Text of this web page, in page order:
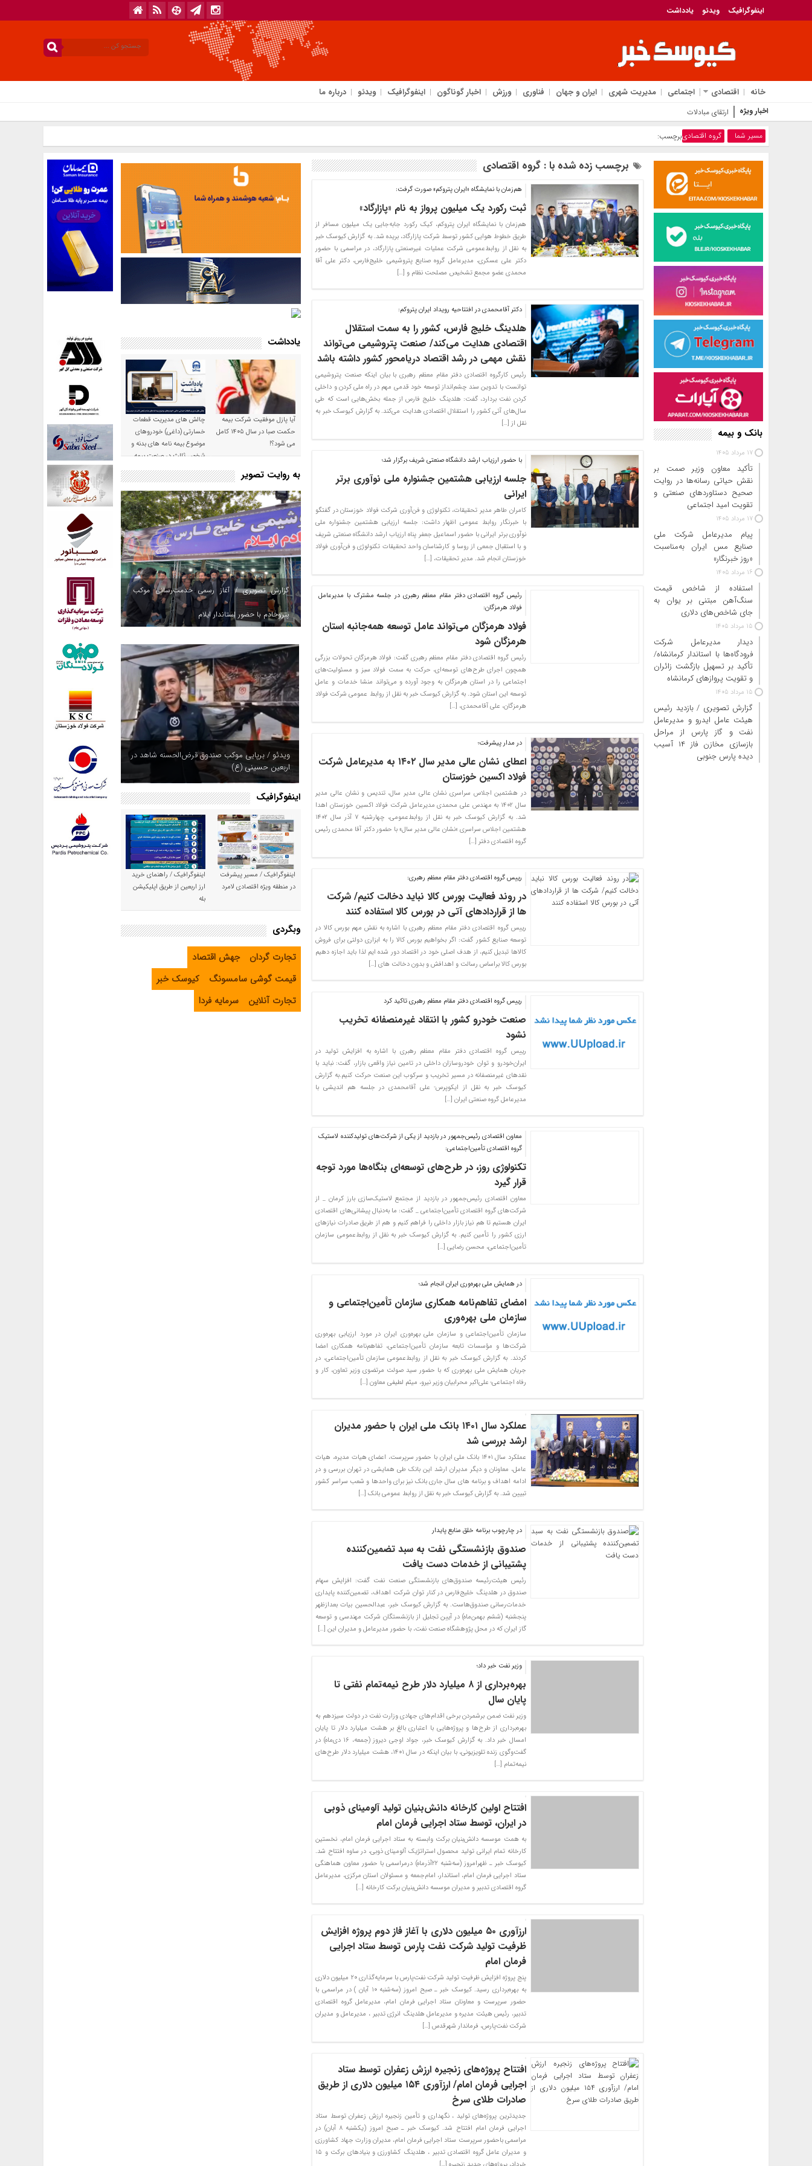
اینفوگرافیک ویدئو یادداشت
خانه اقتصادی اجتماعی مدیریت شهری ایران و جهان فناوری ورزش اخبار گوناگون اینفوگرافیک ویدئو درباره ما
اخبار ویژه ارتقای مبادلات تجاری ایران با کشورهای عضو اتحادیه اقتصاد
مسیر شما برچسب:گروه اقتصادی
بانک و بیمه
17 مرداد 1405
تأکید معاون وزیر صمت بر
نقش حیاتی رسانه‌ها در روایت
صحیح دستاوردهای صنعتی و
تقویت امید اجتماعی
17 مرداد 1405
پیام مدیرعامل شرکت ملی
صنایع مس ایران به‌مناسبت
«روز خبرنگار»
16 مرداد 1405
استفاده از شاخص قیمت
سنگ‌آهن مبتنی بر یوان به
جای شاخص‌های دلاری
15 مرداد 1405
دیدار مدیرعامل شرکت
فرودگاه‌ها با استاندار کرمانشاه/
تأکید بر تسهیل بازگشت زائران
و تقویت پروازهای کرمانشاه
15 مرداد 1405
گزارش تصویری / بازدید رئیس
هیئت عامل ایدرو و مدیرعامل
نفت و گاز پارس از مراحل
بازسازی مخازن فاز ۱۴ آسیب
دیده پارس جنوبی
برچسب زده شده با : گروه اقتصادی
هم‌زمان با نمایشگاه «ایران پتروکم» صورت گرفت:
ثبت رکورد یک میلیون پرواز به نام «پازارگاد»
هم‌زمان با نمایشگاه ایران پتروکم، کیک رکورد جابه‌جایی یک میلیون مسافر از
طریق خطوط هوایی کشور توسط شرکت پازارگاد، بریده شد. به گزارش کیوسک خبر
به نقل از روابط‌عمومی شرکت عملیات غیرصنعتی پازارگاد، در مراسمی با حضور
دکتر علی عسکری، مدیرعامل گروه صنایع پتروشیمی خلیج‌فارس، دکتر علی آقا
محمدی عضو مجمع تشخیص مصلحت نظام و […]
دکتر آقامحمدی در افتتاحیه رویداد ایران پتروکم‌:
هلدینگ خلیج فارس، کشور را به سمت استقلال
اقتصادی هدایت می‌کند/ صنعت پتروشیمی می‌تواند
نقش مهمی در رشد اقتصاد دریامحور کشور داشته باشد
رئیس کارگروه اقتصادی دفتر مقام معظم رهبری با بیان اینکه صنعت پتروشیمی
توانست با تدوین سند چشم‌انداز توسعه خود قدمی مهم در راه ملی کردن و داخلی
کردن نفت بردارد، گفت: هلدینگ خلیج فارس از جمله بخش‌هایی است که طی
سال‌های آتی کشور را استقلال اقتصادی هدایت می‌کند. به گزارش کیوسک خبر به
نقل از […]
با حضور ارزیاب ارشد دانشگاه صنعتی شریف برگزار شد؛
جلسه ارزیابی هشتمین جشنواره ملی نوآوری برتر
ایرانی
کامران طاهر مدیر تحقیقات، تکنولوژی و فن‌آوری شرکت فولاد خوزستان در گفتگو
با خبرنگار روابط عمومی اظهار داشت: جلسه ارزیابی هشتمین جشنواره ملی
نوآوری برتر ایرانی با حضور اسماعیل جعفر پناه ارزیاب ارشد دانشگاه صنعتی شریف
و با استقبال جمعی از روسا و کارشناسان واحد تحقیقات‌ تکنولوژی و فن‌آوری فولاد
خوزستان انجام شد. مدیر تحقیقات، […]
رئیس گروه اقتصادی دفتر مقام معظم رهبری در جلسه مشترک با مدیرعامل
فولاد هرمزگان:
فولاد هرمزگان می‌تواند عامل توسعه همه‌جانبه استان
هرمزگان شود
رئیس گروه اقتصادی دفتر مقام معظم رهبری گفت: فولاد هرمزگان تحولات بزرگی
همچون اجرای طرح‌های توسعه‌ای، حرکت به سمت فولاد سبز و مسئولیت‌های
اجتماعی را در استان هرمزگان به وجود آورده و می‌تواند منشا خدمات و عامل
توسعه این استان شود. به گزارش کیوسک خبر به نقل از روابط عمومی شرکت فولاد
هرمزگان، علی آقامحمدی، […]
در مدار پیشرفت؛
اعطای نشان عالی مدیر سال ۱۴٠۲ به مدیرعامل شرکت
فولاد اکسین خوزستان
در هشتمین اجلاس سراسری نشان عالی مدیر سال، تندیس و نشان عالی مدیر
سال ۱۴٠۲ به مهندس علی محمدی مدیرعامل شرکت فولاد اکسین خوزستان اهدا
شد. به گزارش کیوسک خبر به نقل از روابط‌عمومی، چهارشنبه ۷ آذر سال ۱۴٠۲
هشتمین اجلاس سراسری «نشان عالی مدیر سال» با حضور دکتر آقا محمدی رئیس
گروه اقتصادی دفتر […]
رییس گروه اقتصادی دفتر مقام معظم رهبری:
در روند فعالیت بورس کالا نباید دخالت کنیم/ شرکت
ها از قراردادهای آتی در بورس کالا استفاده کنند
رییس گروه اقتصادی دفتر مقام معظم رهبری با اشاره به نقش مهم بورس کالا در
توسعه صنایع کشور گفت: اگر بخواهیم بورس کالا را به ابزاری دولتی برای فروش
کالاها تبدیل کنیم، از هدف اصلی خود در اقتصاد دور شده ایم لذا باید اجازه دهیم
بورس کالا براساس رسالت و اهدافش و بدون دخالت های […]
رییس گروه اقتصادی دفتر مقام معظم رهبری تاکید کرد
صنعت خودرو کشور با انتقاد غیرمنصفانه تخریب
نشود
رییس گروه اقتصادی دفتر مقام معظم رهبری با اشاره به افزایش تولید در
ایران‌خودرو و توان خودروسازان داخلی در تامین نیاز واقعی بازار، گفت: نباید با
نقدهای غیرمنصفانه در مسیر تخریب و سرکوب این صنعت حرکت کنیم.به گزارش
کیوسک خبر به نقل از ایکوپرس- علی آقامحمدی در جلسه هم اندیشی با
مدیرعامل گروه صنعتی ایران […]
معاون اقتصادی رئیس‌جمهور در بازدید از یکی از شرکت‌های تولیدکننده لاستیک
گروه اقتصادی تأمین‌اجتماعی:
تکنولوژی روز، در طرح‌های توسعه‌ای بنگاه‌ها مورد توجه
قرار گیرد
معاون اقتصادی رئیس‌جمهور در بازدید از مجتمع لاستیک‌سازی بارز کرمان _ از
شرکت‌های گروه اقتصادی تأمین‌اجتماعی _ گفت: ما به‌دنبال پیشانی‌های اقتصادی
ایران هستیم تا هم نیاز بازار داخلی را فراهم کنیم و هم از طریق صادرات نیازهای
ارزی کشور را تأمین کنیم. به گزارش کیوسک خبر به نقل از روابط‌عمومی سازمان
تأمین‌اجتماعی، محسن رضایی […]
در همایش ملی بهره‌وری ایران انجام شد؛
امضای تفاهم‌نامه همکاری سازمان تأمین‌اجتماعی و
سازمان ملی بهره‌وری
سازمان تأمین‌اجتماعی و سازمان ملی بهره‌وری ایران در مورد ارزیابی بهره‌وری
شرکت‌ها و مؤسسات تابعه سازمان تأمین‌اجتماعی، تفاهم‌نامه همکاری امضا
کردند. به گزارش کیوسک خبر به نقل از روابط‌عمومی سازمان تأمین‌اجتماعی، در
جریان همایش ملی بهره‌وری که با حضور سید صولت مرتضوی وزیر تعاون، کار و
رفاه اجتماعی؛ علی‌اکبر محرابیان وزیر نیرو، میثم لطیفی معاون […]
عملکرد سال ۱۴۰۱ بانک ملی ایران با حضور مدیران
ارشد بررسی شد
عملکرد سال ۱۴۰۱ بانک ملی ایران با حضور سرپرست، اعضای هیات مدیره، هیات
عامل، معاونان و دیگر مدیران ارشد این بانک طی همایشی در تهران بررسی و در
ادامه اهداف و برنامه های سال جاری بانک نیز برای واحدها و شعب سراسر کشور
تبیین شد. به گزارش کیوسک خبر به نقل از روابط عمومی بانک […]
در چارچوب برنامه خلق منابع پایدار
صندوق بازنشستگی نفت به سبد تضمین‌کننده
پشتیبانی از خدمات دست یافت
رئیس هیئت‌رئیسه صندوق‌های بازنشستگی صنعت نفت گفت: افزایش سهام
صندوق در هلدینگ خلیج‌فارس در کنار توان شرکت اهداف، تضمین‌کننده پایداری
خدمات‌رسانی صندوق‌هاست. به گزارش کیوسک خبر، عبدالحسین بیات بعدازظهر
پنجشنبه (ششم بهمن‌ماه) در آیین تجلیل از بازنشستگان شرکت مهندسی و توسعه
گاز ایران که در محل پژوهشگاه صنعت نفت، با حضور مدیرعامل و مدیران این […]
وزیر نفت خبر داد؛
بهره‌برداری از ۸ میلیارد دلار طرح نیمه‌تمام نفتی تا
پایان سال
وزیر نفت ضمن برشمردن برخی اقدام‌های جهادی وزارت نفت در دولت سیزدهم به
بهره‌برداری از طرح‌ها و پروژه‌هایی با اعتباری بالغ بر هشت میلیارد دلار تا پایان
امسال خبر داد. به گزارش کیوسک خبر، جواد اوجی دیروز (جمعه، ۱۶ دی‌ماه) در
گفت‌وگوی زنده تلویزیونی، با بیان اینکه در سال ۱۴۰۱، هشت میلیارد دلار طرح‌های
نیمه‌تمام […]
افتتاح اولین کارخانه دانش‌بنیان تولید آلومینای ذوبی
در ایران، توسط ستاد اجرایی فرمان امام
به همت موسسه دانش‌بنیان برکت وابسته به ستاد اجرایی فرمان امام، نخستین
کارخانه تمام‌ ایرانی تولید محصول استراتژیک آلومینای ذوبی، در ساوه افتتاح شد.
کیوسک خبر ـ ظهرامروز (سه‌شنبه ۲۲آذرماه) درمراسمی با حضور معاون هماهنگی
ستاد اجرایی فرمان امام، استاندار، امام‌جمعه و مسئولان استان مرکزی، مدیرعامل
گروه اقتصادی تدبیر و مدیران موسسه دانش‌بنیان برکت کارخانه […]
ارزآوری ۵۰ میلیون دلاری با آغاز فاز دوم پروژه افزایش
ظرفیت تولید شرکت نفت پارس توسط ستاد اجرایی
فرمان امام
پنج پروژه افزایش ظرفیت تولید شرکت نفت‌پارس با سرمایه‌گذاری ۲۰ میلیون دلاری
به بهره‌برداری رسید. کیوسک خبر ـ صبح‌ امروز (سه‌شنبه ۱۰ آبان ) در مراسمی با
حضور سرپرست و معاونان ستاد اجرایی فرمان امام، مدیرعامل گروه اقتصادی
تدبیر، رئیس هیئت مدیره و مدیرعامل هلدینگ انرژی تدبیر ، مدیرعامل و مدیران
شرکت نفت‌پارس، فرماندار شهرقدس […]
افتتاح پروژه‌های زنجیره ارزش زعفران توسط ستاد
اجرایی فرمان امام/ ارزآوری ۱۵۴ میلیون دلاری از طریق
صادرات طلای سرخ
جدیدترین پروژه‌های تولید ، نگهداری و تأمین زنجیره ارزش زعفران توسط ستاد
اجرایی فرمان امام افتتاح شد. کیوسک خبر ـ صبح امروز (یکشنبه ۸ آبان) در
مراسمی باحضور سرپرست ستاد اجرایی فرمان امام، مدیران وزارت جهاد کشاورزی
و مدیران عامل گروه اقتصادی تدبیر ، هلدینگ کشاورزی و بنیادهای برکت و ۱۵
یادداشت
آیا پازل موفقیت شرکت بیمه
حکمت صبا در سال ۱۴۰۵ کامل
می شود؟!
چالش های مدیریت قطعات
خسارتی (داغی) خودروهای
موضوع بیمه نامه های بدنه و
شخص ثالث در صنعت بیمه
به روایت تصویر
گزارش تصویری / آغاز رسمی خدمت‌رسانی موکب
پتروخادم با حضور استاندار ایلام
ویدئو / برپایی موکب صندوق قرض‌الحسنه شاهد در
اربعین حسینی (ع)
اینفوگرافیک
اینفوگرافیک / مسیر پیشرفت
در منطقه ویژه اقتصادی لامرد
اینفوگرافیک / راهنمای خرید
ارز اربعین از طریق اپلیکیشن
بله
وبگردی
تجارت گردان
جهش اقتصاد
قیمت گوشی سامسونگ
کیوسک خبر
تجارت آنلاین
سرمایه فردا